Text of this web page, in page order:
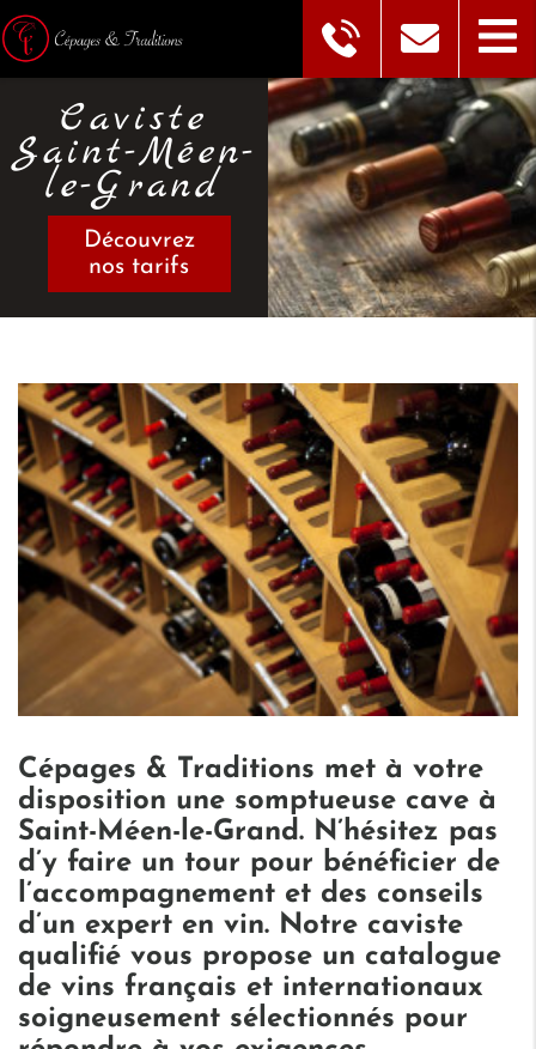
Caviste
Saint-Méen-
le-Grand
Découvrez
nos tarifs
Cépages & Traditions met à votre
disposition une somptueuse cave à
Saint-Méen-le-Grand. N’hésitez pas
d’y faire un tour pour bénéficier de
l’accompagnement et des conseils
d’un expert en vin. Notre caviste
qualifié vous propose un catalogue
de vins français et internationaux
soigneusement sélectionnés pour